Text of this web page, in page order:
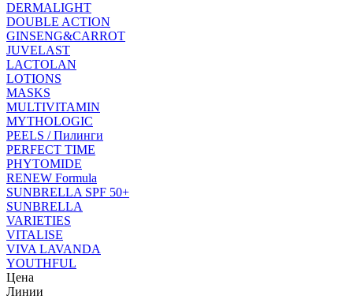
DERMALIGHT
DOUBLE ACTION
GINSENG&CARROT
JUVELAST
LACTOLAN
LOTIONS
MASKS
MULTIVITAMIN
MYTHOLOGIC
PEELS / Пилинги
PERFECT TIME
PHYTOMIDE
RENEW Formula
SUNBRELLA SPF 50+
SUNBRELLA
VARIETIES
VITALISE
VIVA LAVANDA
YOUTHFUL
Цена
Линии